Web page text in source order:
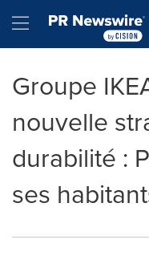
Hamburger menu
Groupe
nouvelle
durabilité :
ses